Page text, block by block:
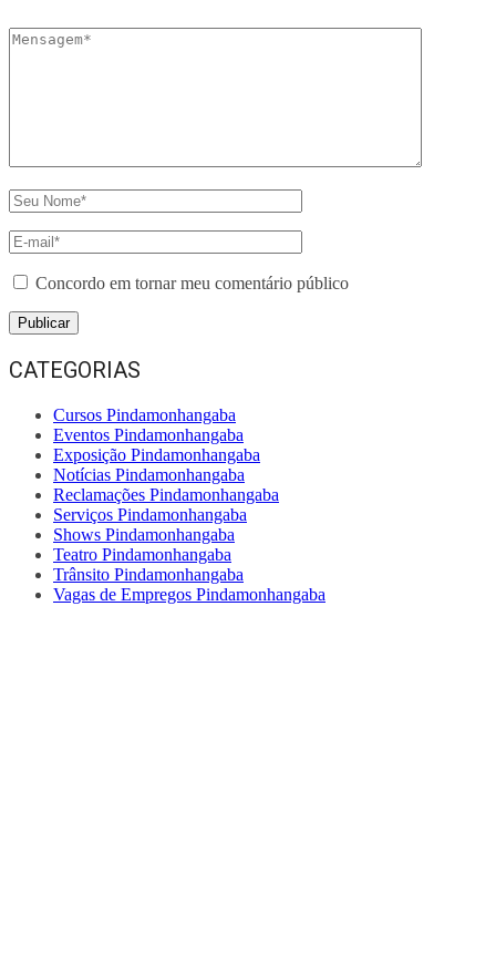
Concordo em tornar meu comentário público
CATEGORIAS
Cursos Pindamonhangaba
Eventos Pindamonhangaba
Exposição Pindamonhangaba
Notícias Pindamonhangaba
Reclamações Pindamonhangaba
Serviços Pindamonhangaba
Shows Pindamonhangaba
Teatro Pindamonhangaba
Trânsito Pindamonhangaba
Vagas de Empregos Pindamonhangaba